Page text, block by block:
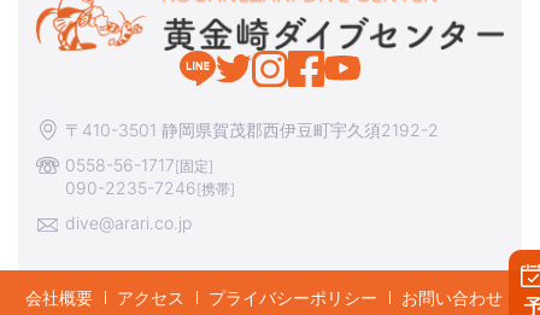
〒410-3501 静岡県賀茂郡西伊豆町宇久須2192-2
0558-56-1717[固定]
090-2235-7246[携帯]
dive@arari.co.jp
会社概要 アクセス プライバシーポリシー お問い合わせ